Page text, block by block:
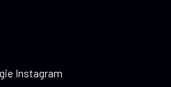
Instagram